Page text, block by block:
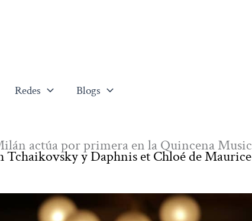
Redes Blogs
actúa por primera en la Quincena
y Daphnis et Chloé de